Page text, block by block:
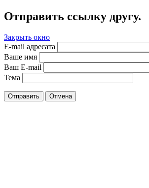
Отправить ссылку другу.
Закрыть окно
E-mail адресата
Ваше имя
Ваш E-mail
Тема
Отправить Отмена